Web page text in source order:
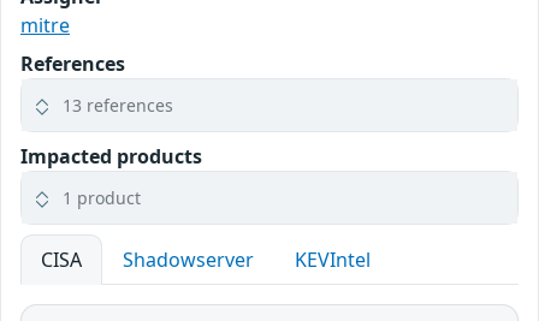
mitre
References
13 references
Impacted products
1 product
CISA Shadowserver KEVIntel